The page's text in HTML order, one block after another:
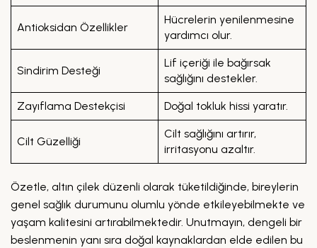
Antioksidan Özellikler
Hücrelerin yenilenmesine
yardımcı olur.
Sindirim Desteği
Lif içeriği ile bağırsak
sağlığını destekler.
Zayıflama Destekçisi Doğal tokluk hissi yaratır.
Cilt Güzelliği
Cilt sağlığını artırır,
irritasyonu azaltır.
Özetle, altın çilek düzenli olarak tüketildiğinde, bireylerin
genel sağlık durumunu olumlu yönde etkileyebilmekte ve
yaşam kalitesini artırabilmektedir. Unutmayın, dengeli bir
beslenmenin yanı sıra doğal kaynaklardan elde edilen bu